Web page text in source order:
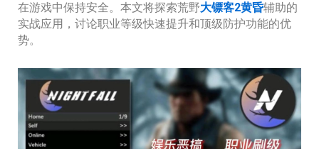
在游戏中保持安全。本文将探索荒野大镖客2黄昏辅助的
实战应用，讨论职业等级快速提升和顶级防护功能的优
势。